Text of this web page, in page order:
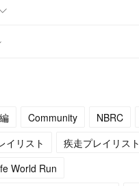
Community NBRC
イリスト
疾走プレイリスト
World Run